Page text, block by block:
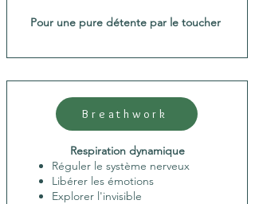
Pour une pure détente par le toucher
Breathwork
Respiration dynamique
Réguler le système nerveux
Libérer les émotions
Explorer l'invisible